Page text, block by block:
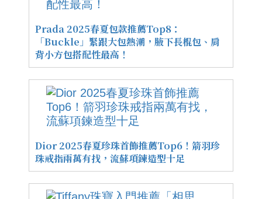
Prada 2025春夏包款推薦Top8：
「Buckle」緊跟大包熱潮，腋下長棍包、肩
背小方包搭配性最高！
Dior 2025春夏珍珠首飾推薦Top6！箭羽珍
珠戒指兩萬有找，流蘇項鍊造型十足